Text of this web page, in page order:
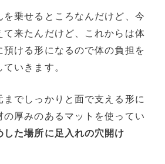
を乗せるところなんだけど、今
て来たんだけど、これからは体
預ける形になるので体の負担を
いきます。
でしっかりと面で支える形に
の厚みのあるマットを使ってい
した場所に足入れの穴開け